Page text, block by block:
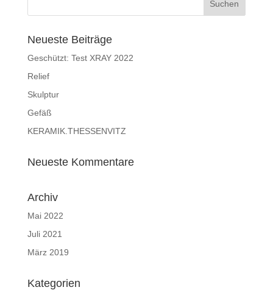
Neueste Beiträge
Geschützt: Test XRAY 2022
Relief
Skulptur
Gefäß
KERAMIK.THESSENVITZ
Neueste Kommentare
Archiv
Mai 2022
Juli 2021
März 2019
Kategorien